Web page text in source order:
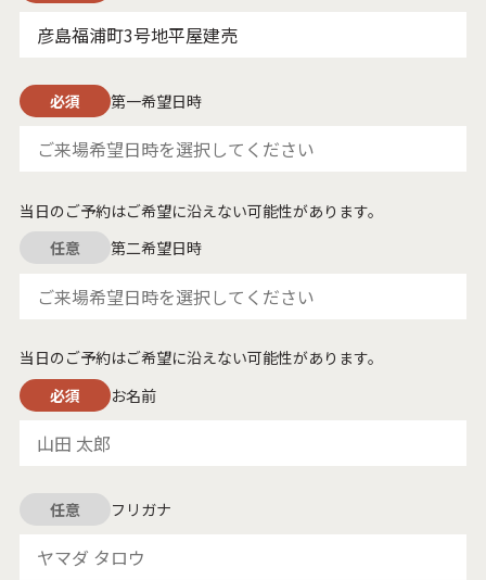
第一希望日時
必須
当日のご予約はご希望に沿えない可能性があります。
第二希望日時
任意
当日のご予約はご希望に沿えない可能性があります。
お名前
必須
フリガナ
任意